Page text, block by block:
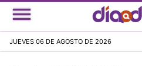
al
JUEVES 06 DE AGOSTO DE 2026